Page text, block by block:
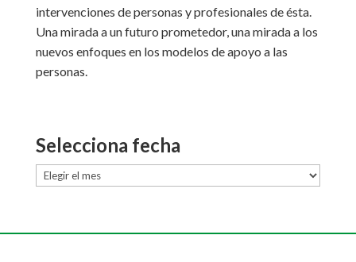
intervenciones de personas y profesionales de ésta.
Una mirada a un futuro prometedor, una mirada a los
nuevos enfoques en los modelos de apoyo a las
personas.
Selecciona fecha
Selecciona